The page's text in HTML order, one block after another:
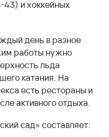
и хоккейных
день в разное
работы нужно
льда
катания. На
есть рестораны и
активного отдыха.
сад» составляет: